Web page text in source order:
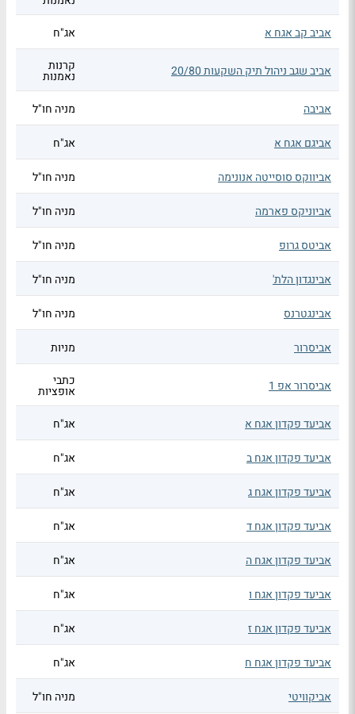
אביב קב אגח א
אג"ח
אביב שגב ניהול תיק השקעות 20/80 קרנות
נאמנות
אביבה
מניה חו"ל
אביגם אגח א אג"ח
אביווקס סוסייטה אנונימה מניה חו"ל
אביוניקס פארמה מניה חו"ל
אביטס גרופ מניה חו"ל
אבינגדון הלת' מניה חו"ל
אבינגטרנס מניה חו"ל
אביסרור מניות
אביסרור אפ 1 כתבי
אופציות
אביעד פקדון אגח א
אג"ח
אביעד פקדון אגח ב אג"ח
אביעד פקדון אגח ג אג"ח
אביעד פקדון אגח ד אג"ח
אביעד פקדון אגח ה אג"ח
אביעד פקדון אגח ו אג"ח
אביעד פקדון אגח ז אג"ח
אביעד פקדון אגח ח אג"ח
אביקוויטי מניה חו"ל